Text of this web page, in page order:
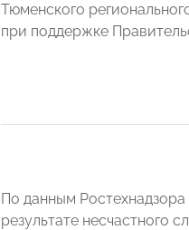
Тюменского
при поддержке
По данным Ростехнадзора
результате несчастного